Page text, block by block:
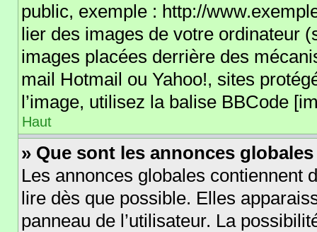
public, exemple : http://
lier des images de votre ordinateur
images placées derrière des
mail Hotmail ou Yahoo!, sites
l’image, utilisez la balise BBCode
Haut
» Que sont les annonces
Les annonces globales contiennent
lire dès que possible. Elles
panneau de l’utilisateur. La